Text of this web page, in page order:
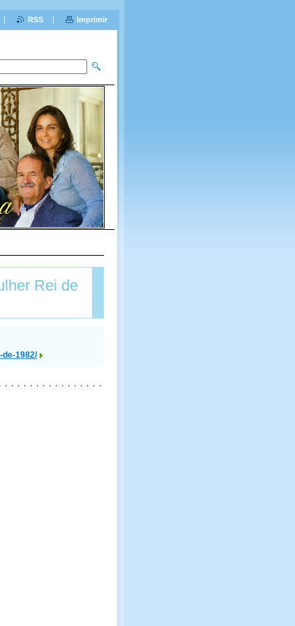
Rei de
1982/
RSS Imprimir